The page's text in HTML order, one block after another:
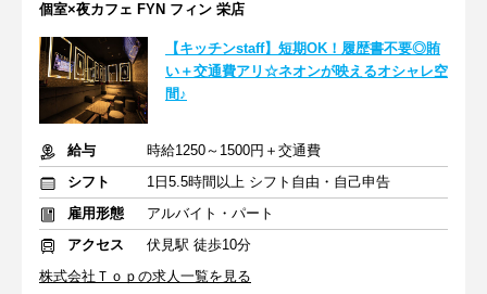
個室×夜カフェ FYN フィン 栄店
【キッチンstaff】短期OK！履歴書不要◎賄
い＋交通費アリ☆ネオンが映えるオシャレ空
間♪
給与
時給1250～1500円＋交通費
シフト
1日5.5時間以上 シフト自由・自己申告
雇用形態
アルバイト・パート
アクセス
伏見駅 徒歩10分
株式会社Ｔｏｐの求人一覧を見る